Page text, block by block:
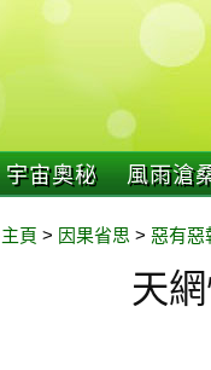
宇宙奧秘 風雨滄
主頁 > 因果省思 > 惡有惡
天